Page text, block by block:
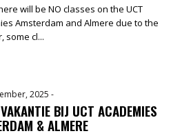
will be NO classes on the UCT
Amsterdam and Almere due to the
some cl...
2025-
BIJ UCT ACADEMIES
& ALMERE